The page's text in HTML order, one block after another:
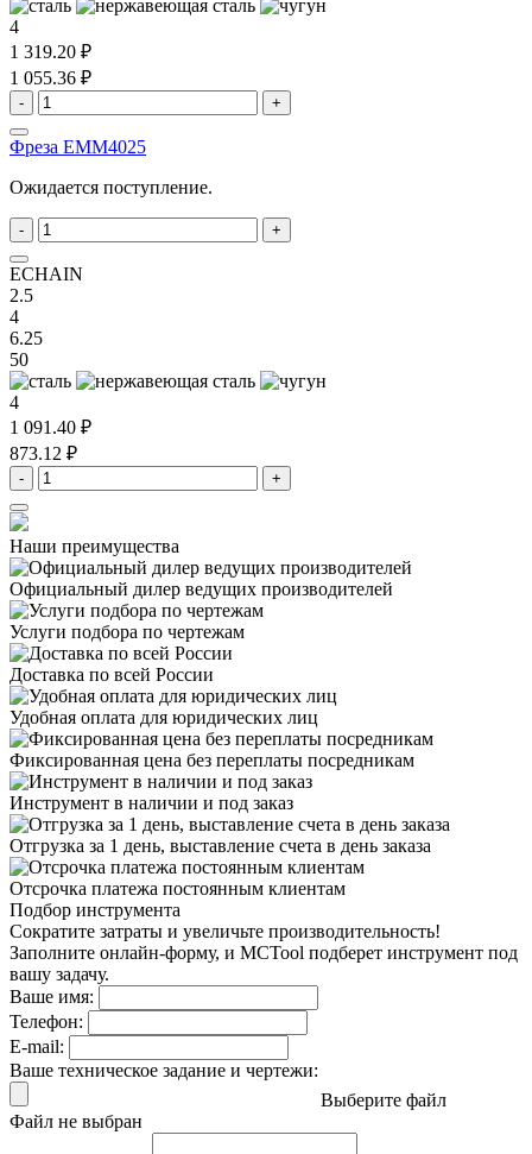
4
1 319.20 ₽
1 055.36 ₽
- +
Фреза EMM4025
Ожидается поступление.
- +
ECHAIN
2.5
4
6.25
50
4
1 091.40 ₽
873.12 ₽
- +
Наши преимущества
Официальный дилер ведущих производителей
Услуги подбора по чертежам
Доставка по всей России
Удобная оплата для юридических лиц
Фиксированная цена без переплаты посредникам
Инструмент в наличии и под заказ
Отгрузка за 1 день, выставление счета в день заказа
Отсрочка платежа постоянным клиентам
Подбор инструмента
Сократите затраты и увеличьте производительность!
Заполните онлайн-форму, и MCTool подберет инструмент под
вашу задачу.
Ваше имя:
Телефон:
E-mail:
Ваше техническое задание и чертежи:
Выберите файл
Файл не выбран